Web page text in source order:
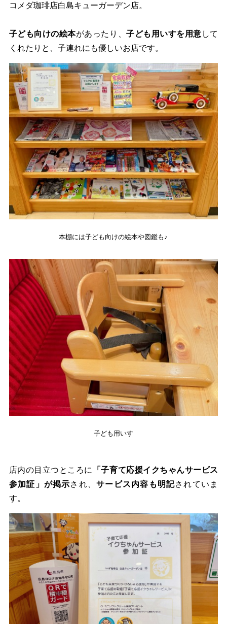
コメダ珈琲店白島キューガーデン店。
子ども向けの絵本があったり、子ども用いすを用意 して
くれたりと、子連れにも優しいお店です。
本棚には子ども向けの絵本や図鑑も♪
子ども用いす
店内の目立つところに
「子育て応援イクちゃんサービス
参加証」が掲示され、サービス内容も明記されていま
す。